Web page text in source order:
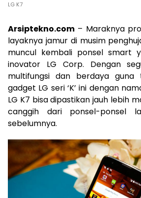
LG K7
Arsiptekno.com – Maraknya
layaknya jamur di musim
muncul kembali ponsel smart
inovator LG Corp. Dengan
multifungsi dan berdaya guna
gadget LG seri ‘K’ ini dengan
LG K7 bisa dipastikan jauh lebih
canggih dari ponsel-ponsel
sebelumnya.